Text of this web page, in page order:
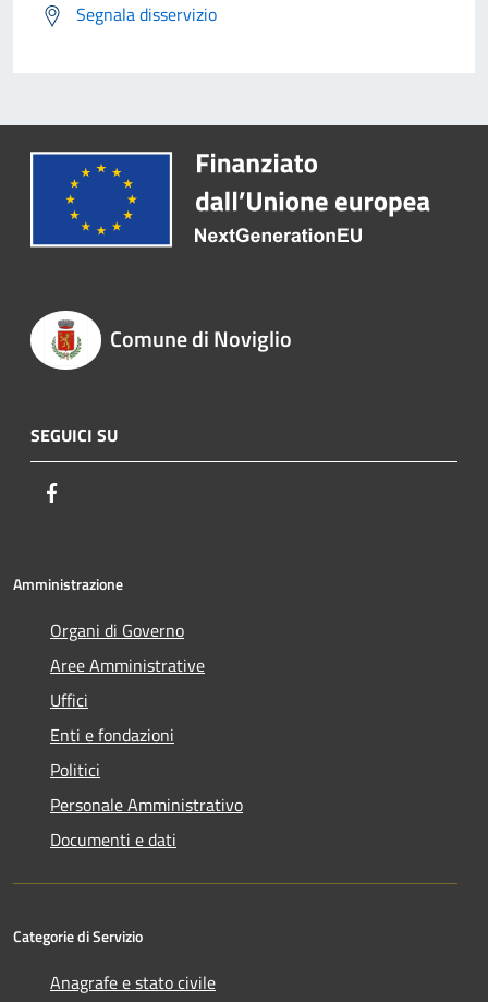
Segnala disservizio
Comune di Noviglio
SEGUICI SU
Amministrazione
Organi di Governo
Aree Amministrative
Uffici
Enti e fondazioni
Politici
Personale Amministrativo
Documenti e dati
Categorie di Servizio
Anagrafe e stato civile